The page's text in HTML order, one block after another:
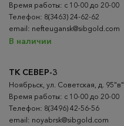
ТК СЕВЕР-3
Ноябрьск, ул. Советская, д. 95"в"
Время работы: с 10-00 до 20-00
Телефон: 8(3496) 42-56-56
email: noyabrsk@sibgold.com
Время работы: с 10-00 до 20-00
Телефон: 8(3463) 24-62-62
email: nefteugansk@sibgold.com
В наличии